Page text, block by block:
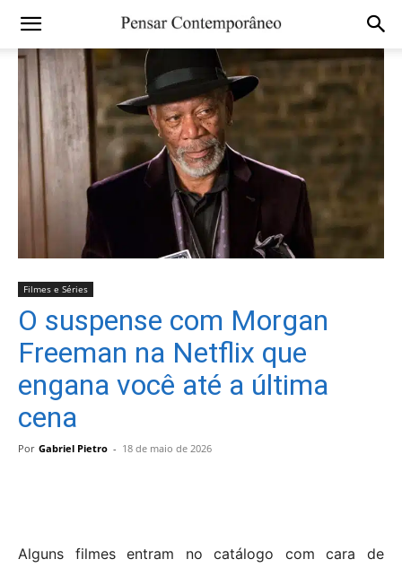
Filmes e Séries
O suspense com Morgan
Freeman na Netflix que
engana você até a última
cena
Por Gabriel Pietro - 18 de maio de 2026
Alguns filmes entram no catálogo com cara de